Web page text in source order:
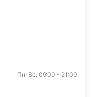
Пн-Вс: 09:00 - 21:00